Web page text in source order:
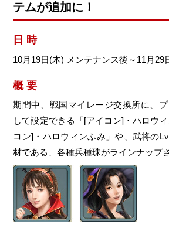
テムが追加に！
日 時
10月19日(木) メンテナンス後～11月29
概 要
期間中、戦国マイレージ交換所に、
して設定できる「[アイコン]・ハロウ
コン]・ハロウィンふみ」や、武将の
材である、各種兵種珠がラインナップ